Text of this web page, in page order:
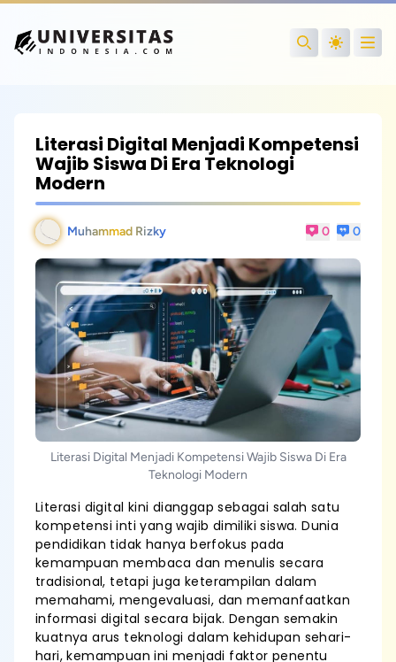
Search
Literasi Digital Menjadi Kompetensi
Wajib Siswa Di Era Teknologi
Modern
Muhammad Rizky 0 0
Literasi Digital Menjadi Kompetensi Wajib Siswa Di Era
Teknologi Modern
Literasi digital kini dianggap sebagai salah satu
kompetensi inti yang wajib dimiliki siswa. Dunia
pendidikan tidak hanya berfokus pada
kemampuan membaca dan menulis secara
tradisional, tetapi juga keterampilan dalam
memahami, mengevaluasi, dan memanfaatkan
informasi digital secara bijak. Dengan semakin
kuatnya arus teknologi dalam kehidupan sehari-
hari, kemampuan ini menjadi faktor penentu